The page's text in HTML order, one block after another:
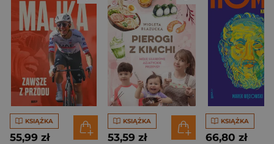
KSIĄŻKA
55,99 zł
KSIĄŻKA
53,59 zł
KSIĄŻKA
66,80 zł